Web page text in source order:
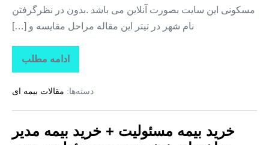
مسکونی این سایت بصورت آنلاین می باشد .بدون در نظرگرفتن
نام شهر در تیتر این مقاله مراحل مقایسه و […]
ادامه مطلب
خرید
بیمه
+
بیمه
ساختمان
دسته‌ها: مقالات بیمه ای
خرید بیمه مسئولیت + خرید بیمه مدیر